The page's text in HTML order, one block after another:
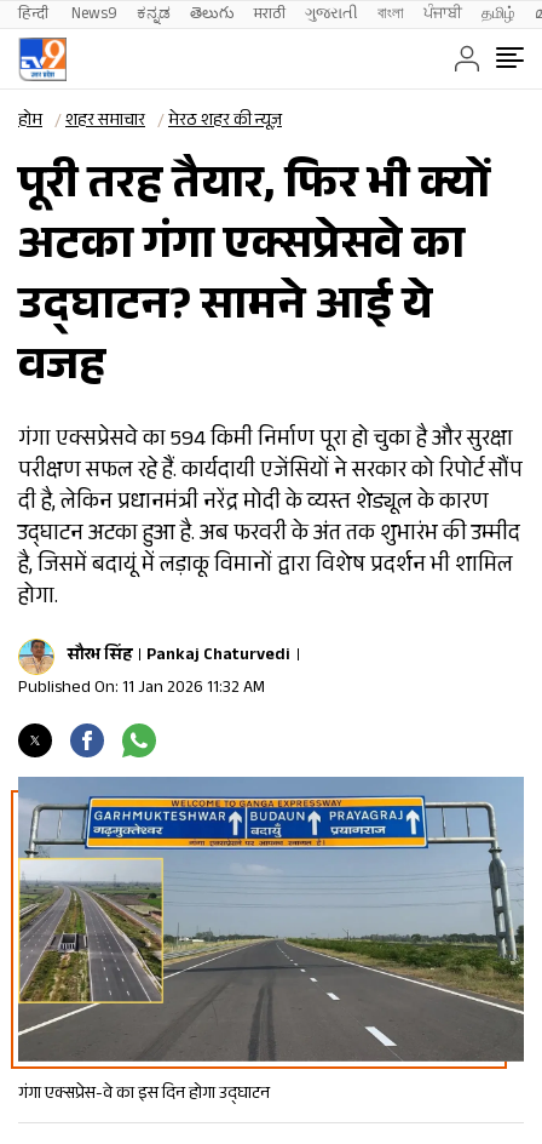
हिन्दी News9 ಕನ್ನಡ తెలుగు मराठी ગુજરાતી বাংলা ਪੰਜਾਬੀ தமிழ்
होम शहर समाचार मेरठ शहर की न्यूज़
पूरी तरह तैयार, फिर भी क्यों
अटका गंगा एक्सप्रेसवे का
उद्घाटन? सामने आई ये
वजह
गंगा एक्सप्रेसवे का 594 किमी निर्माण पूरा हो चुका है और सुरक्षा
परीक्षण सफल रहे हैं. कार्यदायी एजेंसियों ने सरकार को रिपोर्ट सौंप
दी है, लेकिन प्रधानमंत्री नरेंद्र मोदी के व्यस्त शेड्यूल के कारण
उद्घाटन अटका हुआ है. अब फरवरी के अंत तक शुभारंभ की उम्मीद
है, जिसमें बदायूं में लड़ाकू विमानों द्वारा विशेष प्रदर्शन भी शामिल
होगा.
सौरभ सिंह Pankaj Chaturvedi
Published On: 11 Jan 2026 11:32 AM
गंगा एक्सप्रेस-वे का इस दिन होगा उद्घाटन